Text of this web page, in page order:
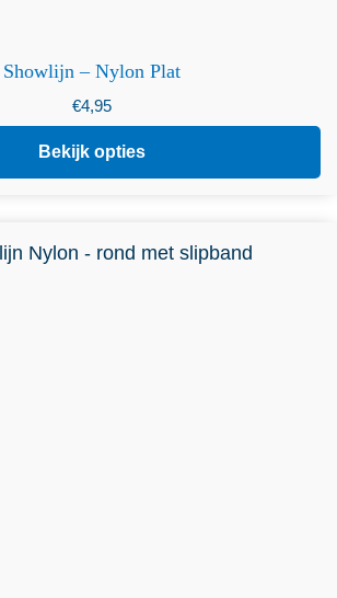
Showlijn – Nylon Plat
€4,95
Bekijk opties
meerdere variaties. Deze optie kan
worden op de productpagina